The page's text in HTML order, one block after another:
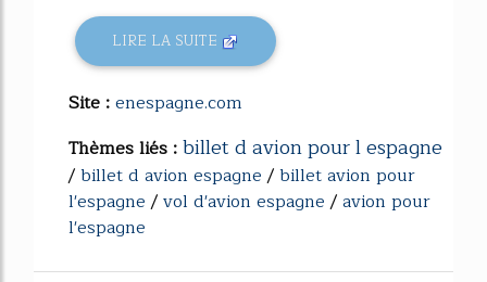
LIRE LA SUITE
Site :enespagne.com
Thèmes liés :billet d avion pour l espagne
/billet d avion espagne/billet avion pour
l'espagne/vol d'avion espagne/avion pour
l'espagne